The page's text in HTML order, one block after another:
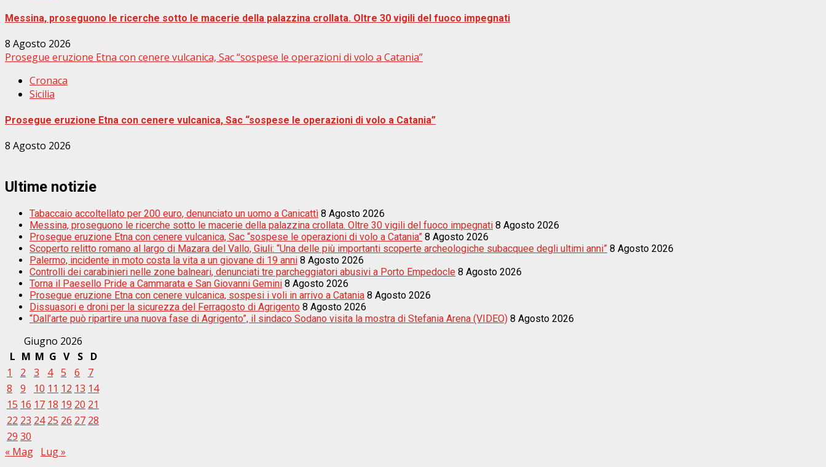
Messina, proseguono le ricerche sotto le macerie della palazzina crollata. Oltre 30 vigili del fuoco impegnati
8 Agosto 2026
Prosegue eruzione Etna con cenere vulcanica, Sac “sospese le operazioni di volo a Catania”
Cronaca
Sicilia
Prosegue eruzione Etna con cenere vulcanica, Sac “sospese le operazioni di volo a Catania”
8 Agosto 2026
Ultime notizie
Tabaccaio accoltellato per 200 euro, denunciato un uomo a Canicattì 8 Agosto 2026
Messina, proseguono le ricerche sotto le macerie della palazzina crollata. Oltre 30 vigili del fuoco impegnati 8 Agosto 2026
Prosegue eruzione Etna con cenere vulcanica, Sac “sospese le operazioni di volo a Catania” 8 Agosto 2026
Scoperto relitto romano al largo di Mazara del Vallo, Giuli: “Una delle più importanti scoperte archeologiche subacquee degli ultimi anni” 8 Agosto 2026
Palermo, incidente in moto costa la vita a un giovane di 19 anni 8 Agosto 2026
Controlli dei carabinieri nelle zone balneari, denunciati tre parcheggiatori abusivi a Porto Empedocle 8 Agosto 2026
Torna il Paesello Pride a Cammarata e San Giovanni Gemini 8 Agosto 2026
Prosegue eruzione Etna con cenere vulcanica, sospesi i voli in arrivo a Catania 8 Agosto 2026
Dissuasori e droni per la sicurezza del Ferragosto di Agrigento 8 Agosto 2026
“Dall’arte può ripartire una nuova fase di Agrigento”, il sindaco Sodano visita la mostra di Stefania Arena (VIDEO) 8 Agosto 2026
Giugno 2026
L M M G V S
D
1
2 3 4 5 6
7
8
9 10 11 12 13 14
15 16 17 18 19 20 21
22 23 24 25 26 27 28
29 30
« Mag Lug »